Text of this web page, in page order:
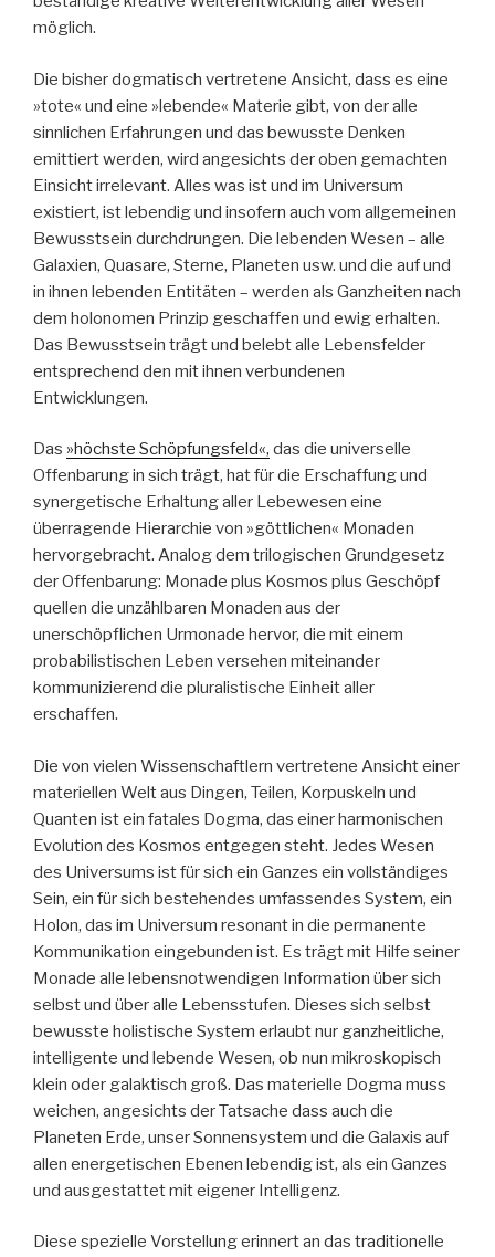
möglich.
Die bisher dogmatisch vertretene Ansicht, dass es eine
»tote« und eine »lebende« Materie gibt, von der alle
sinnlichen Erfahrungen und das bewusste Denken
emittiert werden, wird angesichts der oben gemachten
Einsicht irrelevant. Alles was ist und im Universum
existiert, ist lebendig und insofern auch vom allgemeinen
Bewusstsein durchdrungen. Die lebenden Wesen – alle
Galaxien, Quasare, Sterne, Planeten usw. und die auf und
in ihnen lebenden Entitäten – werden als Ganzheiten nach
dem holonomen Prinzip geschaffen und ewig erhalten.
Das Bewusstsein trägt und belebt alle Lebensfelder
entsprechend den mit ihnen verbundenen
Entwicklungen.
Das »höchste Schöpfungsfeld«, das die universelle
Offenbarung in sich trägt, hat für die Erschaffung und
synergetische Erhaltung aller Lebewesen eine
überragende Hierarchie von »göttlichen« Monaden
hervorgebracht. Analog dem trilogischen Grundgesetz
der Offenbarung: Monade plus Kosmos plus Geschöpf
quellen die unzählbaren Monaden aus der
unerschöpflichen Urmonade hervor, die mit einem
probabilistischen Leben versehen miteinander
kommunizierend die pluralistische Einheit aller
erschaffen.
Die von vielen Wissenschaftlern vertretene Ansicht einer
materiellen Welt aus Dingen, Teilen, Korpuskeln und
Quanten ist ein fatales Dogma, das einer harmonischen
Evolution des Kosmos entgegen steht. Jedes Wesen
des Universums ist für sich ein Ganzes ein vollständiges
Sein, ein für sich bestehendes umfassendes System, ein
Holon, das im Universum resonant in die permanente
Kommunikation eingebunden ist. Es trägt mit Hilfe seiner
Monade alle lebensnotwendigen Information über sich
selbst und über alle Lebensstufen. Dieses sich selbst
bewusste holistische System erlaubt nur ganzheitliche,
intelligente und lebende Wesen, ob nun mikroskopisch
klein oder galaktisch groß. Das materielle Dogma muss
weichen, angesichts der Tatsache dass auch die
Planeten Erde, unser Sonnensystem und die Galaxis auf
allen energetischen Ebenen lebendig ist, als ein Ganzes
und ausgestattet mit eigener Intelligenz.
Diese spezielle Vorstellung erinnert an das traditionelle